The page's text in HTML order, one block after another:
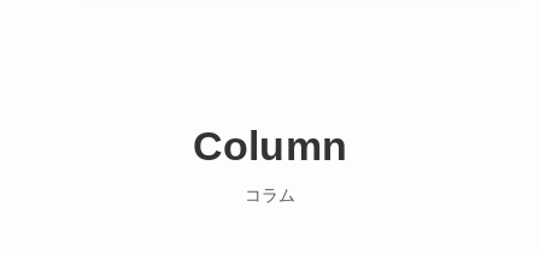
Column
コラム